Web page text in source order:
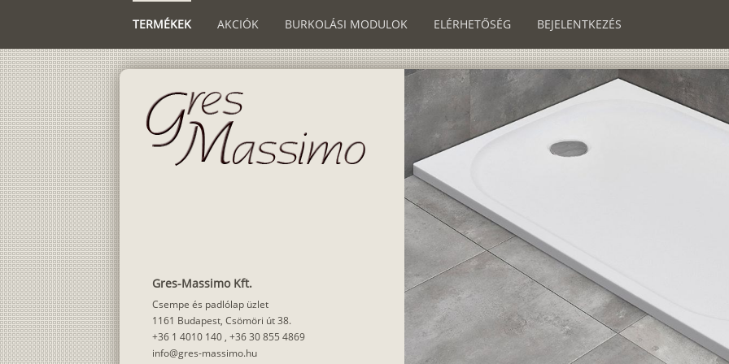
TERMÉKEK AKCIÓK BURKOLÁSI MODULOK ELÉRHETŐSÉG BEJELENTKEZÉS
Gres-Massimo Kft.
Csempe és padlólap üzlet
1161 Budapest, Csömöri út 38.
+36 1 4010 140 , +36 30 855 4869
info@gres-massimo.hu